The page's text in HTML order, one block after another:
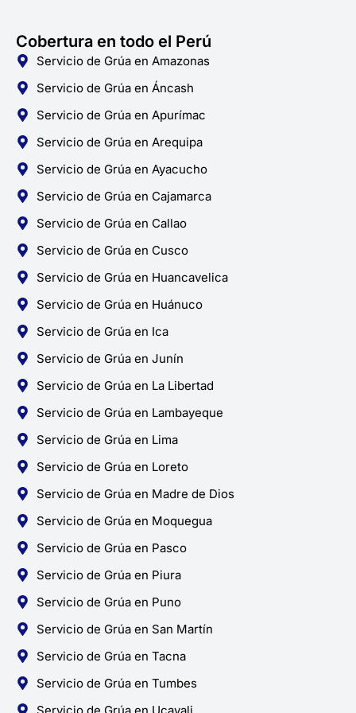
Cobertura en todo el Perú
Servicio de Grúa en Amazonas
Servicio de Grúa en Áncash
Servicio de Grúa en Apurímac
Servicio de Grúa en Arequipa
Servicio de Grúa en Ayacucho
Servicio de Grúa en Cajamarca
Servicio de Grúa en Callao
Servicio de Grúa en Cusco
Servicio de Grúa en Huancavelica
Servicio de Grúa en Huánuco
Servicio de Grúa en Ica
Servicio de Grúa en Junín
Servicio de Grúa en La Libertad
Servicio de Grúa en Lambayeque
Servicio de Grúa en Lima
Servicio de Grúa en Loreto
Servicio de Grúa en Madre de Dios
Servicio de Grúa en Moquegua
Servicio de Grúa en Pasco
Servicio de Grúa en Piura
Servicio de Grúa en Puno
Servicio de Grúa en San Martín
Servicio de Grúa en Tacna
Servicio de Grúa en Tumbes